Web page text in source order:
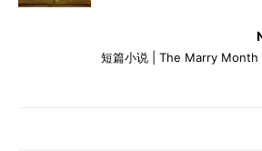
短篇小说 | The Marry Month